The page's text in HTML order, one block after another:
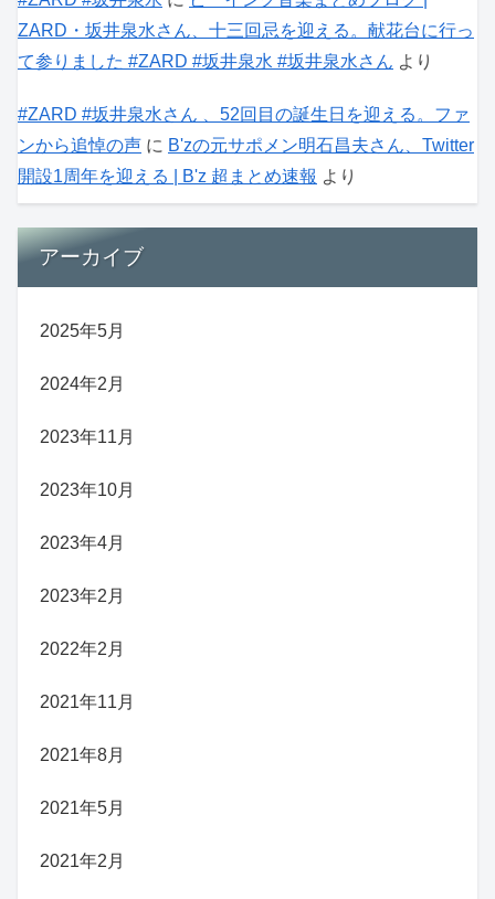
ZARD・坂井泉水さん、十三回忌を迎える。献花台に行っ
て参りました #ZARD #坂井泉水 #坂井泉水さん より
#ZARD #坂井泉水さん 、52回目の誕生日を迎える。ファ
ンから追悼の声 に B'zの元サポメン明石昌夫さん、Twitter
開設1周年を迎える | B'z 超まとめ速報 より
アーカイブ
2025年5月
2024年2月
2023年11月
2023年10月
2023年4月
2023年2月
2022年2月
2021年11月
2021年8月
2021年5月
2021年2月